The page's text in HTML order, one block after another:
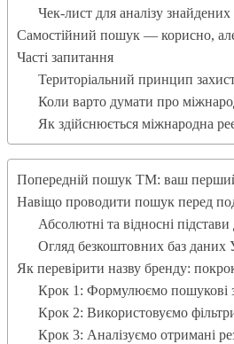
Чек-лист для аналізу
Самостійний пошук — корисно,
Часті запитання
Територіальний принцип
Коли варто думати про
Як здійснюється міжнародна
Попередній пошук ТМ: ваш
Навіщо проводити пошук перед
Абсолютні та відносні
Огляд безкоштовних баз
Як перевірити назву бренду:
Крок 1: Формулюємо пошукові
Крок 2: Використовуємо
Крок 3: Аналізуємо отримані